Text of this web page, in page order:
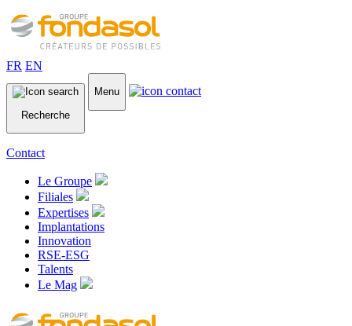
FR EN
Recherche
Menu
Contact
Le Groupe
Filiales
Expertises
Implantations
Innovation
RSE-ESG
Talents
Le Mag